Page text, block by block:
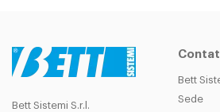
Bett Sistemi S.r.l.
Bett
Sede